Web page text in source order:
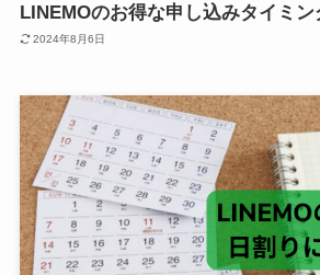
LINEMOのお得な申し込みタイミン
2024年8月6日